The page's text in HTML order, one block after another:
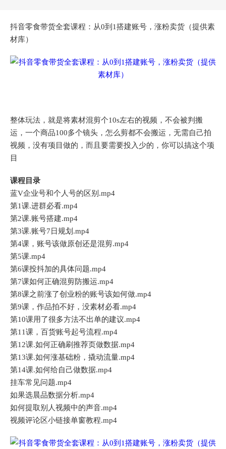
抖音零食带货全套课程：从0到1搭建账号，涨粉卖货（提供素
材库）
整体玩法，就是将素材混剪个10s左右的视频，不会被判搬
运，一个商品100多个镜头，怎么剪都不会搬运，无需自己拍
视频，没有项目做的，而且要需要投入少的，你可以搞这个项
目
课程目录
蓝V企业号和个人号的区别.mp4
第1课.进群必看.mp4
第2课.账号搭建.mp4
第3课.账号7日规划.mp4
第4课，账号该做原创还是混剪.mp4
第5课.mp4
第6课投抖加的具体问题.mp4
第7课如何正确混剪防搬运.mp4
第8课之前涨了创业粉的账号该如何做.mp4
第9课，作品拍不好，没素材必看.mp4
第10课用了很多方法不出单的建议.mp4
第11课，百货账号起号流程.mp4
第12课.如何正确刷推荐页做数据.mp4
第13课.如何涨基础粉，撬动流量.mp4
第14课.如何给自己做数据.mp4
挂车常见问题.mp4
如果选晨品数据分析.mp4
如何提取别人视频中的声音.mp4
视频评论区小链接单窗教程.mp4